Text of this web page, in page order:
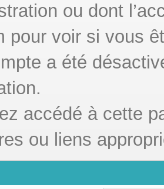
ou dont
pour voir si vous
a été
accédé à cette
ou liens